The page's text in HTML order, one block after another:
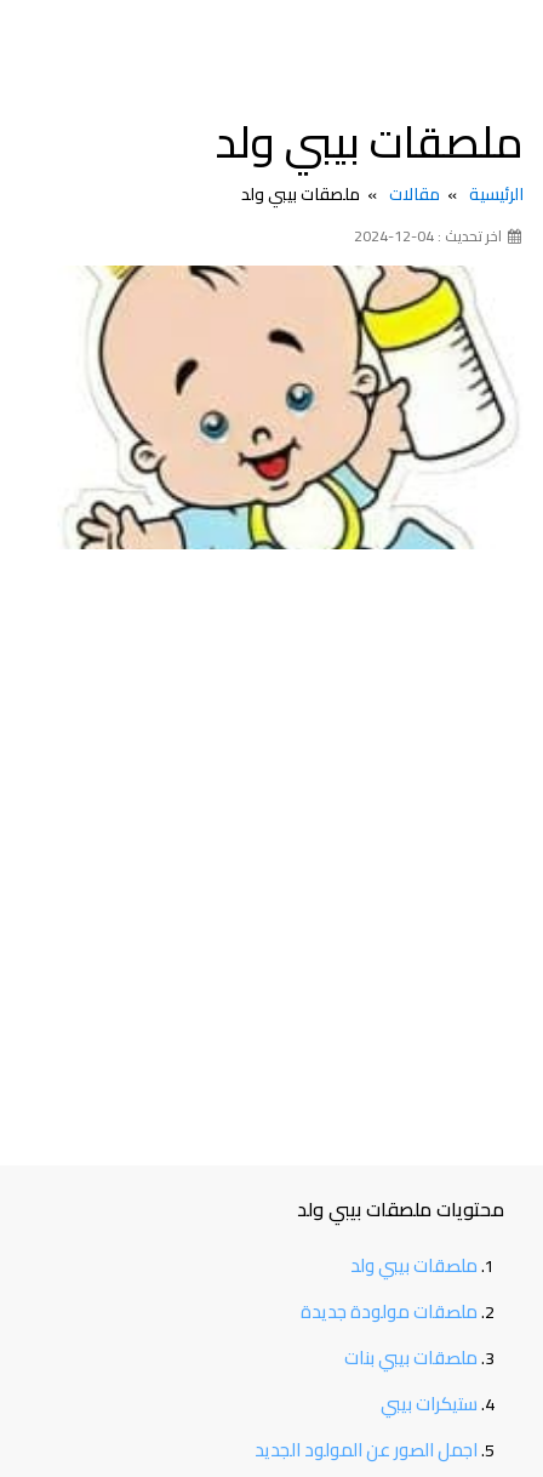
ملصقات بيبي ولد
الرئيسية مقالات ملصقات بيبي ولد
اخر تحديث : 04-12-2024
محتويات ملصقات بيبي ولد
ملصقات بيبي ولد
ملصقات مولودة جديدة
ملصقات بيبي بنات
ستيكرات بيبي
اجمل الصور عن المولود الجديد